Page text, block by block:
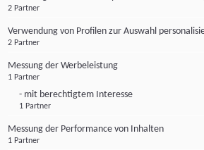
2 Partner
Verwendung von Profilen zur Auswahl
2 Partner
Messung der Werbeleistung
1 Partner
- mit berechtigtem Interesse
1 Partner
Messung der Performance von Inhalten
1 Partner